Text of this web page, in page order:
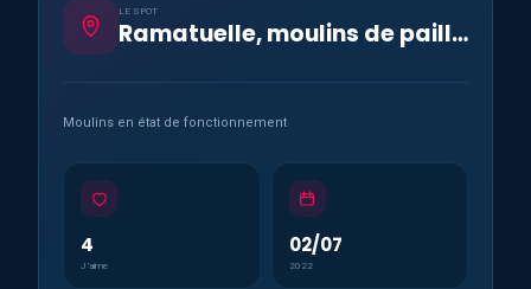
LE SPOT
Ramatuelle, moulins de paillas
Moulins en état de fonctionnement
4
J’aime
02/07
2022